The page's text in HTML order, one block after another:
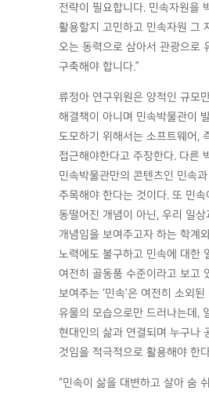
전략이 필요합니다. 민속자원을
활용할지 고민하고 민속자원 그
오는 동력으로 삼아서 관광으로
구축해야 합니다.”
류정아 연구위원은 양적인 규모
해결책이 아니며 민속박물관이
도모하기 위해서는 소프트웨어,
접근해야한다고 주장한다. 다른
민속박물관만의 콘텐츠인 민속과
주목해야 한다는 것이다. 또 민속
동떨어진 개념이 아닌, 우리 일
개념임을 보여주고자 하는 학계
노력에도 불구하고 민속에 대한
여전히 골동품 수준이라고 보고
보여주는 ‘민속’은 여전히 소외
유물의 모습으로만 드러나는데,
현대인의 삶과 연결되며 누구나
것임을 적극적으로 활용해야 한
“민속이 삶을 대변하고 살아 숨